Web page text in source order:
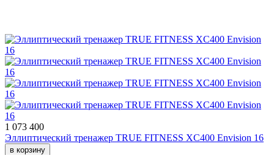
1 073 400
Эллиптический тренажер TRUE FITNESS XС400 Envision 16
в корзину